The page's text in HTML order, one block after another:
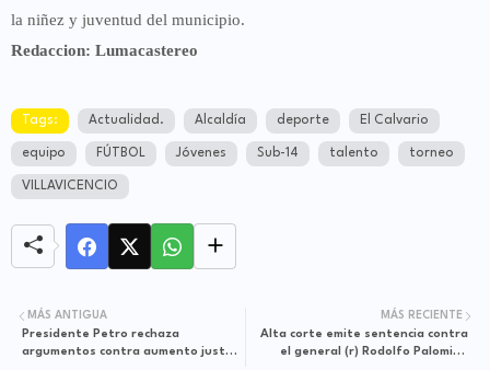
la niñez y juventud del municipio.
Redaccion: Lumacastereo
Tags: Actualidad. Alcaldía deporte El Calvario
equipo FÚTBOL Jóvenes Sub-14 talento torneo
VILLAVICENCIO
MÁS RECIENTE
Alta corte emite sentencia contra
el general (r) Rodolfo Palomino
MÁS ANTIGUA
Presidente Petro rechaza
argumentos contra aumento justo